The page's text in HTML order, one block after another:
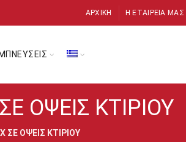
ΑΡΧΙΚΉ Η ΕΤΑΙΡΕΊΑ ΜΑΣ
ΟΨΕΙΣ ΚΤΙΡΙΟΥ
ΟΨΕΙΣ ΚΤΙΡΙΟΥ